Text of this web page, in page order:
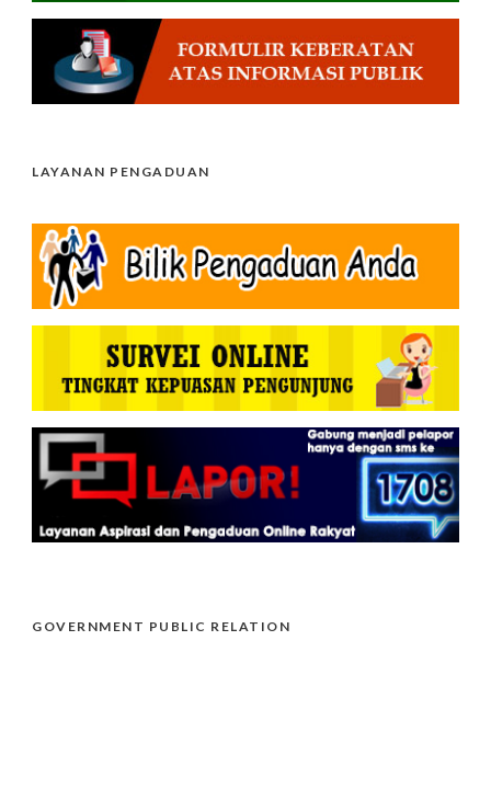
LAYANAN PENGADUAN
GOVERNMENT PUBLIC RELATION